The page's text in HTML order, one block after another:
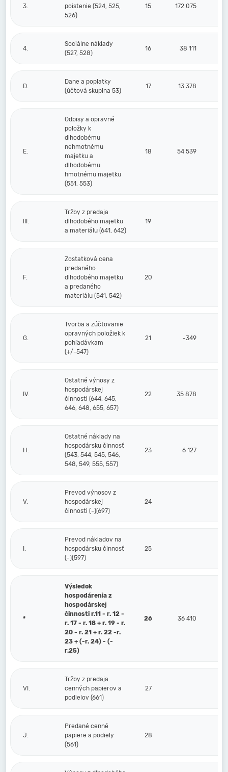
3.
poistenie (524, 525,
526)
15 172 075
4.
Sociálne náklady
(527, 528)
16 38 111
D.
Dane a poplatky
(účtová skupina 53)
17 13 378
E.
Odpisy a opravné
položky k
dlhodobému
nehmotnému
majetku a
dlhodobému
hmotnému majetku
(551, 553)
18 54 539
III.
Tržby z predaja
dlhodobého majetku
a materiálu (641, 642)
19
F.
Zostatková cena
predaného
dlhodobého majetku
a predaného
materiálu (541, 542)
20
G.
Tvorba a zúčtovanie
opravných položiek k
pohľadávkam
(+/-547)
21 -349
IV.
Ostatné výnosy z
hospodárskej
činnosti (644, 645,
646, 648, 655, 657)
22 35 878
H.
Ostatné náklady na
hospodársku činnosť
(543, 544, 545, 546,
548, 549, 555, 557)
23 6 127
V.
Prevod výnosov z
hospodárskej
činnosti (-)(697)
24
I.
Prevod nákladov na
hospodársku činnosť
(-)(597)
25
*
Výsledok
hospodárenia z
hospodárskej
činnosti r.11 - r. 12 -
r. 17 - r. 18 + r. 19 - r.
20 - r. 21 + r. 22 -r.
23 + (-r. 24) - (-
r.25)
26 36 410
VI.
Tržby z predaja
cenných papierov a
podielov (661)
27
J.
Predané cenné
papiere a podiely
(561)
28